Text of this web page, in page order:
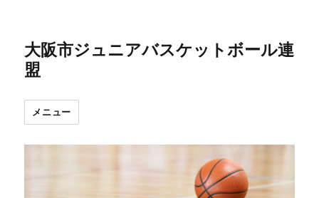
大阪市ジュニアバスケットボール連
盟
メニュー